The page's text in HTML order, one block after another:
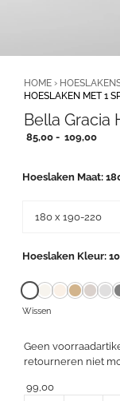
HOME ›
HOESLAKEN MET 1
Bella Gracia
85,00 - 109,00
Hoeslaken Maat
Hoeslaken Kleur
Wissen
Geen
retourneren niet
99,00